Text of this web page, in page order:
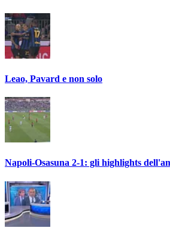
Leao, Pavard e non solo
Napoli-Osasuna 2-1: gli highlights